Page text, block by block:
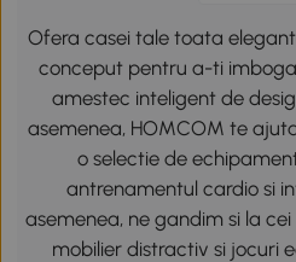
Ofera casei tale toata
conceput pentru a-ti
amestec inteligent de
asemenea, HOMCOM te
o selectie de
antrenamentul cardio si
asemenea, ne gandim si la
mobilier distractiv si jocuri